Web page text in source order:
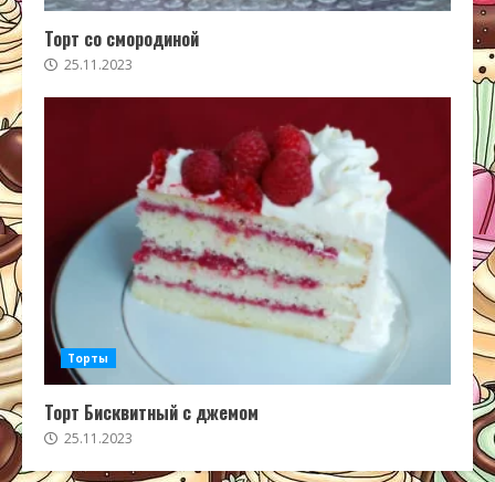
Торт со смородиной
25.11.2023
Торты
Торт Бисквитный с джемом
25.11.2023